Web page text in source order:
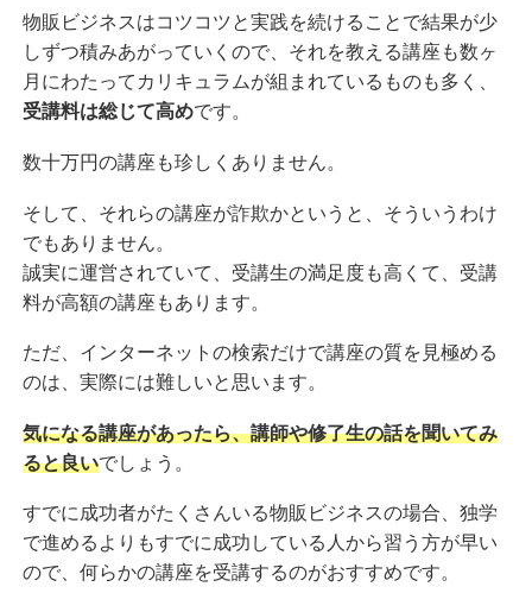
物販ビジネスはコツコツと実践を続けることで結果が少
しずつ積みあがっていくので、それを教える講座も数ヶ
月にわたってカリキュラムが組まれているものも多く、
受講料は総じて高めです。
数十万円の講座も珍しくありません。
そして、それらの講座が詐欺かというと、そういうわけ
でもありません。
誠実に運営されていて、受講生の満足度も高くて、受講
料が高額の講座もあります。
ただ、インターネットの検索だけで講座の質を見極める
のは、実際には難しいと思います。
気になる講座があったら、講師や修了生の話を聞いてみ
ると良いでしょう。
すでに成功者がたくさんいる物販ビジネスの場合、独学
で進めるよりもすでに成功している人から習う方が早い
ので、何らかの講座を受講するのがおすすめです。